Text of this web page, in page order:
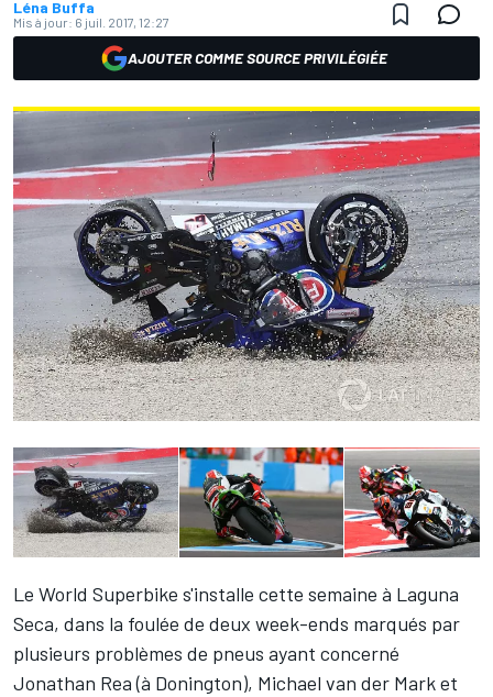
Léna Buffa
Mis à jour: 6 juil. 2017, 12:27
AJOUTER COMME SOURCE PRIVILÉGIÉE
Le World Superbike s'installe cette semaine à Laguna
Seca, dans la foulée de deux week-ends marqués par
plusieurs problèmes de pneus ayant concerné
Jonathan Rea (à Donington), Michael van der Mark et